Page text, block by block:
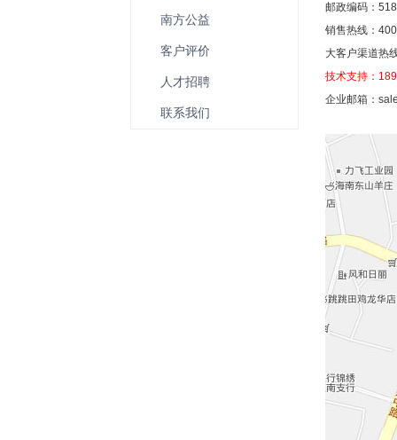
南方公益
客户评价
人才招聘
联系我们
邮政编码：
销售热线：
大客户渠道热
技术支持：
企业邮箱：